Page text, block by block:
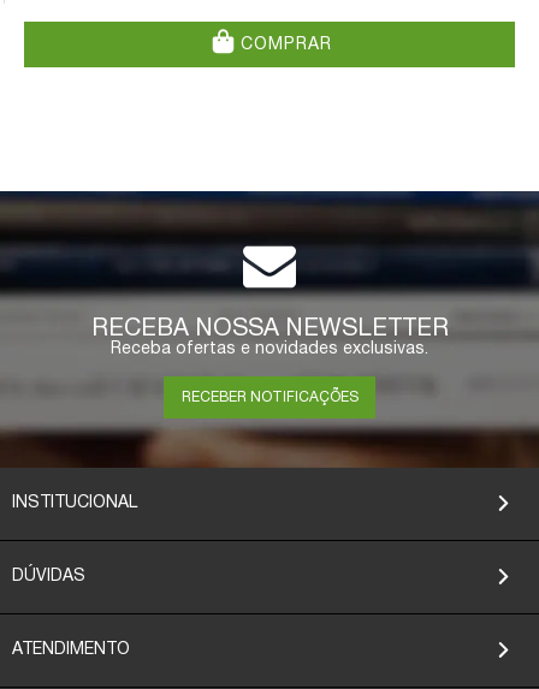
COMPRAR
RECEBA NOSSA NEWSLETTER
Receba ofertas e novidades exclusivas.
RECEBER NOTIFICAÇÕES
INSTITUCIONAL
DÚVIDAS
ATENDIMENTO